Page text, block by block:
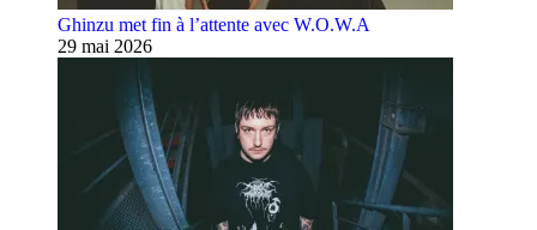
Ghinzu met fin à l’attente avec W.O.W.A
29 mai 2026